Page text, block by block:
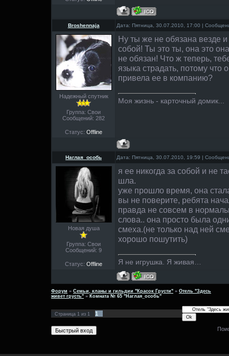
Broshennaja Дата: Пятница, 30.07.2010, 17:00 |
Надежный спутник
Группа: Свои
Сообщений: 282
Статус: Offline
Ну ты же не обязана везде и
собой! Ты это ты, она это
не обязан! Что ж теперь,
языка страдать, потому что
привела ее в компанию?
Моя жизнь - карточный домик...
Наглая_особь Дата: Пятница, 30.07.2010, 19:59 |
Новая душа
Группа: Свои
Сообщений: 9
Статус: Offline
я ее никогда за собой и не
шла.
уже прошло время, она
вы не поверите, ребята
правда не совсем в
слова.. она просто была
смеха.(не только над ней
хорошо пошутить)
Я не игрушка. Я живая…
Форум » Семьи, кланы и гильдии "Красок Грусти" » Отель "Здесь
живет грусть" » Комната № 65 "Наглая_особь"
Страница 1 из 1 1